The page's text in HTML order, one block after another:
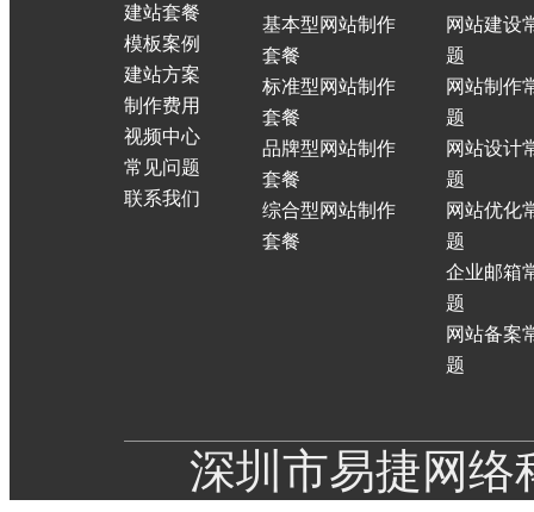
建站套餐
模板案例
建站方案
制作费用
视频中心
常见问题
联系我们
基本型网站制作
套餐
标准型网站制作
套餐
品牌型网站制作
套餐
综合型网站制作
套餐
网站建设
题
网站制作
题
网站设计
题
网站优化
题
企业邮箱
题
网站备案
题
深圳市易捷网络